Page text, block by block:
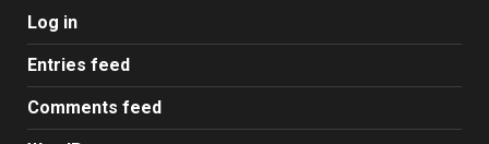
Log in
Entries feed
Comments feed